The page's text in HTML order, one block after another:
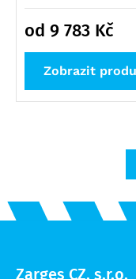
od 9 783 Kč
Zobrazit
Zarges CZ, s.r.o.